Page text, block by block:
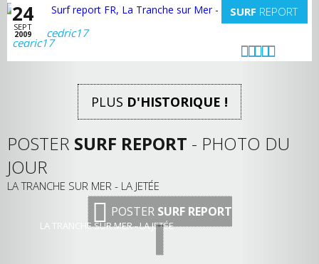
24
SEPT
2009
SURF REPORT
cedric17
PLUS D'HISTORIQUE !
POSTER SURF REPORT - PHOTO DU
JOUR
LA TRANCHE SUR MER - LA JETÉE
POSTER SURF REPORT
LA TRANCHE SUR MER - LA JETÉE